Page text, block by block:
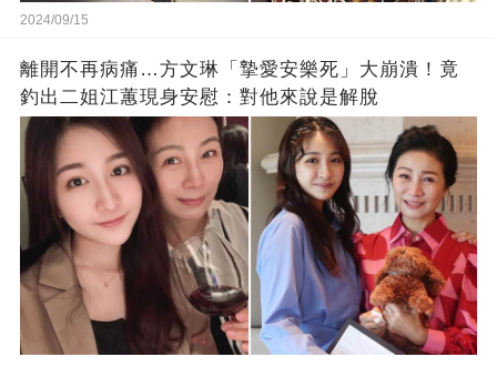
2024/09/15
離開不再病痛…方文琳「摯愛安樂死」大崩潰！竟
釣出二姐江蕙現身安慰：對他來說是解脫